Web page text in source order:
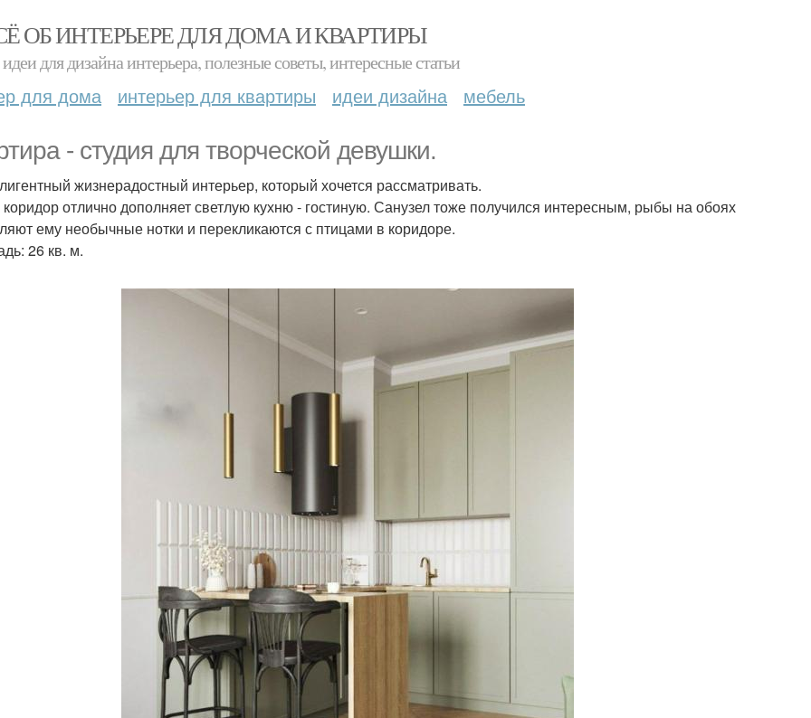
ОБ ИНТЕРЬЕРЕ ДЛЯ ДОМА И КВАРТИРЫ
для дизайна интерьера, полезные советы, интересные статьи
для дома интерьер для квартиры идеи дизайна мебель
- студия для творческой девушки.
жизнерадостный интерьер, который хочется рассматривать.
отлично дополняет светлую кухню - гостиную. Санузел тоже получился интересным, рыбы на обоях
ему необычные нотки и перекликаются с птицами в коридоре.
26 кв. м.